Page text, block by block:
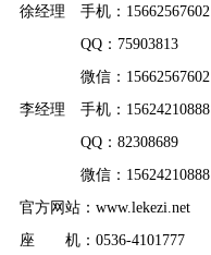
徐经理 手机：15662567602
QQ：75903813
微信：15662567602
李经理 手机：15624210888
QQ：82308689
微信：15624210888
官方网站：www.lekezi.net
座 机：0536-4101777